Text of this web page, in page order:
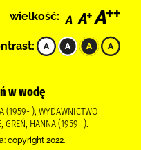
wielkość:
w wodę
(1959- ), WYDAWNICTWO
GREŃ, HANNA (1959- ).
copyright 2022.